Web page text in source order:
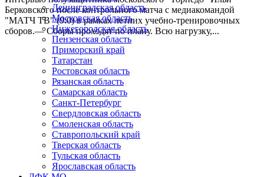
Берковского после контрольного матча с медиакомандой
"МАТЧ ТВ" (9:0) в рамках летних учебно-тренировочных
сборов.— Сборы проходят по плану. Всю нагрузку,...
Ленинградская область
Московская область
Нижегородская область
Пензенская область
Приморский край
Татарстан
Ростовская область
Рязанская область
Самарская область
Санкт-Петербург
Свердловская область
Смоленская область
Ставропольский край
Тверская область
Тульская область
Ярославская область